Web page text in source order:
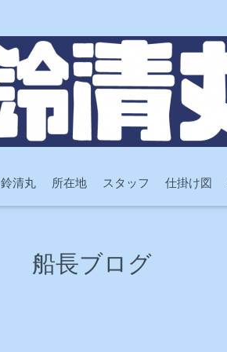
鈴清丸 所在地 スタッフ 仕掛け図
船長ブログ